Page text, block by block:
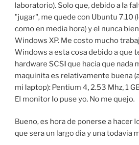
laboratorio). Solo que, debido a la
"jugar", me quede con Ubuntu 7.10
como en media hora) y el nunca
Windows XP. Me costo mucho
Windows a esta cosa debido a que
hardware SCSI que hacia que nada
maquinita es relativamente buena
mi laptop): Pentium 4, 2.53 Mhz, 1
El monitor lo puse yo. No me quejo.
Bueno, es hora de ponerse a hacer
que sera un largo dia y una todavia